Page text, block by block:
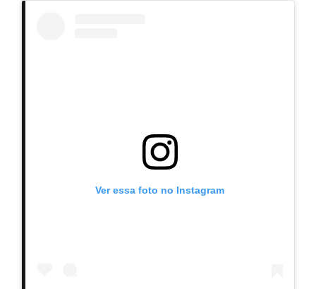
Ver essa foto no Instagram